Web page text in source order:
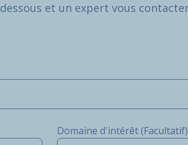
dessous et un expert vous
Domaine d'intérêt (Facultatif)